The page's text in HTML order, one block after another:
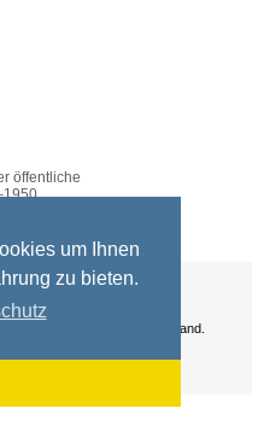
um Ihnen
zu bieten.
öffentliche
Österreich und Deutschland.